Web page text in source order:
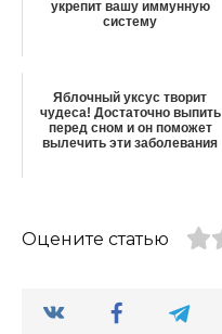
укрепит вашу иммунную
систему
Яблочный уксус творит
чудеса! Достаточно выпить
перед сном и он поможет
вылечить эти заболевания
Оцените статью